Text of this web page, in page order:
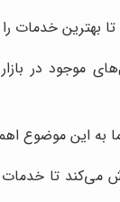
بهترین خدمات
موجود در
به این موضوع
می‌کند تا